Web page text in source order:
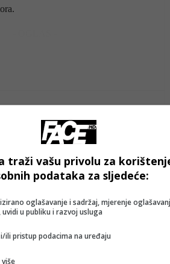
Idealna i za porodična okupljanja
spriječiti njihov ulazak u prostorije?
na gluten?
traži vašu privolu za
podataka za sljedeće:
oglašavanje i sadržaj, mjerenje
uvidi u publiku i razvoj usluga
ili pristup podacima na uređaju